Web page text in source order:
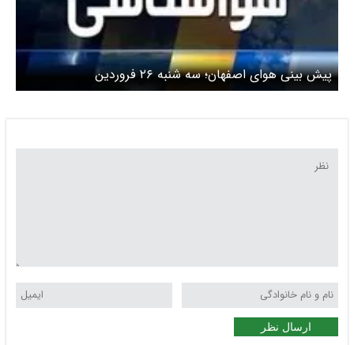
پیش بینی هوای اصفهان؛ سه شنبه ۲۶ فروردین
ارسال نظر